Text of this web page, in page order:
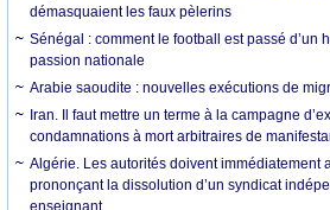
démasquaient les faux pèlerins
Sénégal : comment le football est passé d’un
passion nationale
Arabie saoudite : nouvelles exécutions de
Iran. Il faut mettre un terme à la campagne
condamnations à mort arbitraires de
Algérie. Les autorités doivent immédiatement
prononçant la dissolution d’un syndicat
enseignant